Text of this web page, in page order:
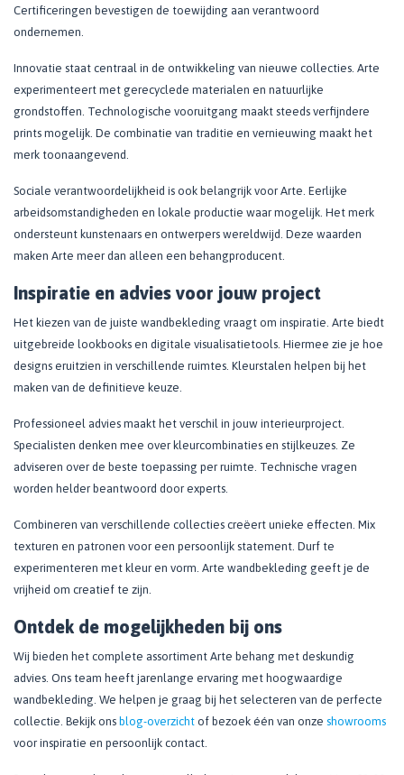
Certificeringen bevestigen de toewijding aan verantwoord
ondernemen.
Innovatie staat centraal in de ontwikkeling van nieuwe collecties. Arte
experimenteert met gerecyclede materialen en natuurlijke
grondstoffen. Technologische vooruitgang maakt steeds verfijndere
prints mogelijk. De combinatie van traditie en vernieuwing maakt het
merk toonaangevend.
Sociale verantwoordelijkheid is ook belangrijk voor Arte. Eerlijke
arbeidsomstandigheden en lokale productie waar mogelijk. Het merk
ondersteunt kunstenaars en ontwerpers wereldwijd. Deze waarden
maken Arte meer dan alleen een behangproducent.
Inspiratie en advies voor jouw project
Het kiezen van de juiste wandbekleding vraagt om inspiratie. Arte biedt
uitgebreide lookbooks en digitale visualisatietools. Hiermee zie je hoe
designs eruitzien in verschillende ruimtes. Kleurstalen helpen bij het
maken van de definitieve keuze.
Professioneel advies maakt het verschil in jouw interieurproject.
Specialisten denken mee over kleurcombinaties en stijlkeuzes. Ze
adviseren over de beste toepassing per ruimte. Technische vragen
worden helder beantwoord door experts.
Combineren van verschillende collecties creëert unieke effecten. Mix
texturen en patronen voor een persoonlijk statement. Durf te
experimenteren met kleur en vorm. Arte wandbekleding geeft je de
vrijheid om creatief te zijn.
Ontdek de mogelijkheden bij ons
Wij bieden het complete assortiment Arte behang met deskundig
advies. Ons team heeft jarenlange ervaring met hoogwaardige
wandbekleding. We helpen je graag bij het selecteren van de perfecte
collectie. Bekijk ons blog-overzicht of bezoek één van onze showrooms
voor inspiratie en persoonlijk contact.